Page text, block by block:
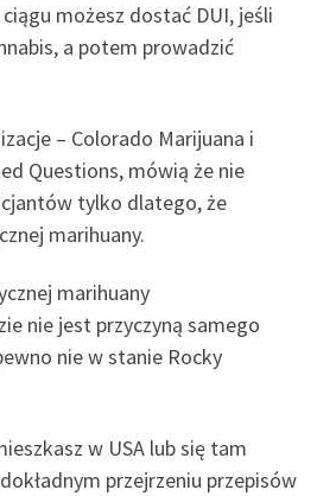
możesz dostać DUI, jeśli
a potem prowadzić
– Colorado Marijuana i
Questions, mówią że nie
tylko dlatego, że
marihuany.
marihuany
nie jest przyczyną samego
nie w stanie Rocky
w USA lub się tam
przejrzeniu przepisów